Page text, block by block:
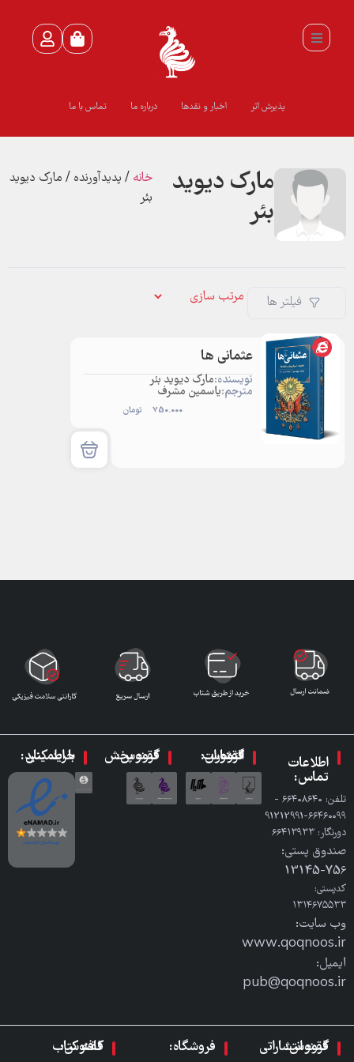
پذیرش اثر اخبار و نقدها درباره ما تماس با ما
مارک دیوید
بئر
خانه / پدیدآورنده / مارک دیوید
بئر
فیلتر ها
عثمانی ها
نویسنده:مارک دیوید بئر
مترجم:یاسمین مشرف
750.000 تومان
اطلاعات
تماس:
تلفن: ٦٦٤٠٨٦٤٠ -
٦٦٤٦٠٠٩٩-91212991
دورنگار: ٦٦٤١٣٩٣٣
صندوق پستی:
756-13145
کدپستی:
۱۳۱۴۶۷۵۵۳۳
وب سایت:
www.qoqnoos.ir
ایمیل:
pub@qoqnoos.ir
گروه انتشارات ققنوس: گروه پخش ققنوس: با اطمینان خرید کنید:
گروه انتشاراتی ققنوس: فروشگاه: کافه کتاب ققنوس: